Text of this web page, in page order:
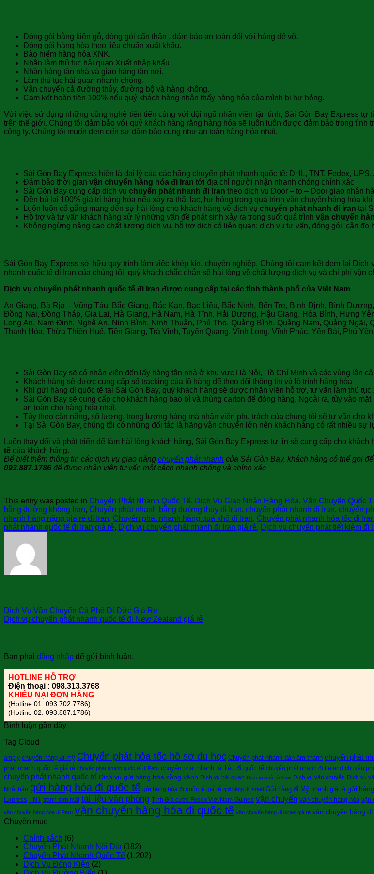
Đóng gói bằng kiện gỗ, đóng gói cẩn thận , đảm bảo an toàn đối với hàng dể vỡ.
Đóng gói hàng hóa theo tiêu chuẩn xuất khẩu.
Bảo hiểm hàng hóa XNK.
Nhận làm thủ tục hải quan Xuất nhập khẩu..
Nhận hàng tận nhà và giao hàng tận nơi.
Làm thủ tục hải quan nhanh chóng.
Vận chuyển cả đường thủy, đường bộ và hàng không.
Cam kết hoàn tiền 100% nếu quý khách hàng nhận thấy hàng hóa của mình bị hư hỏng.
Với việc sử dụng những công nghệ tiên tiến cùng với đội ngũ nhân viên tận tình, Sài Gòn Bay Express
trên thế giới. Chúng tôi đảm bảo với quý khách hàng rằng hàng hóa sẽ luôn luôn được đảm bảo trong
công ty. Chúng tôi muốn đem đến sự đảm bảo cũng như an toàn hàng hóa nhất.
Sài Gòn Bay Express hiện là đại lý của các hãng chuyển phát nhanh quốc tế: DHL, TNT, Fedex,
Đảm bảo thời gian vận chuyển hàng hóa đi Iran tới địa chỉ người nhận nhanh chóng chính xác
Sài Gòn Bay cung cấp dịch vụ chuyển phát nhanh đi Iran theo dịch vụ Door – to – Door giao nhận
Đền bù lại 100% giá trị hàng hóa nếu xảy ra thất lạc, hư hỏng trong quá trình vận chuyển hàng hóa
Luôn luôn cố gắng mang đến sự hài lòng cho khách hàng về dịch vụ chuyển phát nhanh đi Iran tại
Hỗ trợ và tư vấn khách hàng xử lý những vấn đề phát sinh xảy ra trong suốt quá trình vận chuyển
Không ngừng nâng cao chất lượng dịch vụ, hỗ trợ dịch có liên quan: dịch vụ tư vấn, đóng gói, cân đo
Sài Gòn Bay Express sở hữu quy trình làm việc khép kín, chuyên nghiệp. Chúng tôi cam kết đem lại
nhanh quốc tế đi Iran của chúng tôi, quý khách chắc chắn sẽ hài lòng về chất lượng dịch vụ và chi phí vận
Dịch vụ chuyển phát nhanh quốc tế đi Iran được cung cấp tại các tỉnh thành phố của Việt Nam
An Giang, Bà Rịa – Vũng Tàu, Bắc Giang, Bắc Kạn, Bạc Liêu, Bắc Ninh, Bến Tre, Bình Định, Bình
Đồng Nai, Đồng Tháp, Gia Lai, Hà Giang, Hà Nam, Hà Tĩnh, Hải Dương, Hậu Giang, Hòa Bình, Hưng
Long An, Nam Định, Nghệ An, Ninh Bình, Ninh Thuận, Phú Thọ, Quảng Bình, Quảng Nam, Quảng
Thanh Hóa, Thừa Thiên Huế, Tiền Giang, Trà Vinh, Tuyên Quang, Vĩnh Long, Vĩnh Phúc, Yên Bái, Phú
Sài Gòn Bay sẽ có nhân viên đến lấy hàng tận nhà ở khu vực Hà Nội, Hồ Chí Minh và các vùng lân
Khách hàng sẽ được cung cấp số tracking của lô hàng để theo dõi thông tin và lộ trình hàng hóa
Khi gửi hàng đi quốc tế tại Sài Gòn Bay, quý khách hàng sẽ được nhân viên hỗ trợ, tư vấn làm thủ
Sài Gòn Bay sẽ cung cấp cho khách hàng bao bì và thùng carton để đóng hàng. Ngoài ra, tùy vào
an toàn cho hàng hóa nhất.
Tùy theo cân nặng, số lượng, trọng lượng hàng mà nhân viên phụ trách của chúng tôi sẽ tư vấn cho
Tại Sài Gòn Bay, chúng tôi có những đối tác là hãng vận chuyển lớn nên khách hàng có rất nhiều sự
Luôn thay đổi và phát triển để làm hài lòng khách hàng, Sài Gòn Bay Express tự tin sẽ cung cấp cho
tế của khách hàng.
Để biết thêm thông tin các dịch vụ giao hàng chuyển phát nhanh của Sài Gòn Bay, khách hàng có thể gọi
093.887.1786 để được nhân viên tư vấn một cách nhanh chóng và chính xác
This entry was posted in Chuyển Phát Nhanh Quốc Tế, Dịch Vụ Giao Nhận Hàng Hóa, Vận Chuyển Quốc
bằng đường không Iran, Chuyển phát nhanh bằng đường thủy đi Iran, chuyển phát nhanh đi Iran, chuyển
nhanh hàng nặng giá rẻ đi Iran, Chuyển phát nhanh hàng quá khổ đi Iran, Chuyển phát nhanh hỏa tốc đi
phát nhanh quốc tế đi Iran giá rẻ, Dịch vụ chuyển phát nhanh đi Iran giá rẻ, Dịch vụ chuyển phát tiết kiệm đi
Dịch Vụ Vận Chuyển Cà Phê Đi Đức Giá Rẻ
Dịch vụ chuyển phát nhanh quốc tế đi New Zealand giá rẻ
Bạn phải đăng nhập để gửi bình luận.
HOTLINE HỖ TRỢ
Điện thoại : 098.313.3768
KHIẾU NẠI ĐƠN HÀNG
(Hotline 01: 093.702.7786)
(Hotline 02: 093.887.1786)
Bình luận gần đây
Tag Cloud
amply chuyển hàng đi mỹ Chuyển phát hỏa tốc hồ sơ du học Chuyển phát nhanh dàn âm thanh chuyển phát
phát nhanh quốc tế giá rẻ chuyển phát nhanh quốc tế đi Peru chuyển phát nhanh tài liệu đi quốc tế chuyển phát nhanh đi Ireland chuyển
chuyển phát nhanh quốc tế Dịch vụ gửi hàng hóa cồng kềnh Dịch vụ hải quan Dịch vụ mở tờ khai Dịch vụ vận chuyển Dịch vụ
Nhật bản gửi hàng hóa đi quốc tế gửi hàng hóa đi quốc tế giá rẻ gửi hàng đi Israel Gửi hàng đi Mỹ nhanh giá rẻ gửi
Express TNT tranh sơn mài tài liệu văn phòng Tính Giá cước Fedex Việt Nam-Guinea vận chuyển vận chuyển hàng hóa vận
vận chuyển hàng hóa đi Peru vận chuyển hàng hóa đi quốc tế vận chuyển hàng đi israel giá rẻ vận chuyển hàng
Chuyên mục
Chính sách (6)
Chuyển Phát Nhanh Nội Địa (182)
Chuyển Phát Nhanh Quốc Tế (1.202)
Dịch Vụ Đóng Kiện (2)